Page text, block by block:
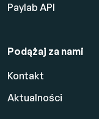
Paylab API
Podążaj za nami
Kontakt
Aktualności